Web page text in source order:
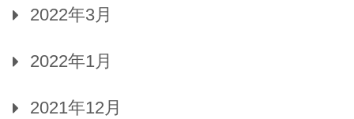
2022年3月
2022年1月
2021年12月